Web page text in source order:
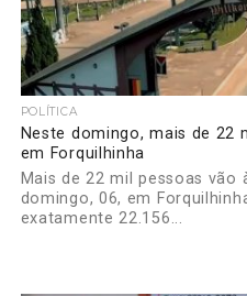
POLÍTICA
Neste domingo, mais de 22
em Forquilhinha
Mais de 22 mil pessoas vão
domingo, 06, em
exatamente 22.156...